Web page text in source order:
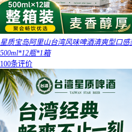
星质宝岛阿里山台湾风味啤酒清爽型口
500ml*12瓶*1箱
100条评价